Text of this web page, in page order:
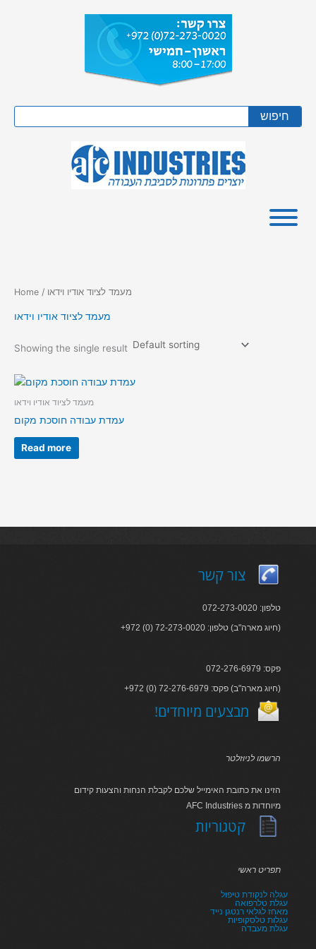
חיפוש
Home / מעמד לציוד אודיו וידאו
מעמד לציוד אודיו וידאו
Showing the single result
מעמד לציוד אודיו וידאו
עמדת עבודה חוסכת מקום
Read more
צור קשר
טלפון: 072-273-0020
+972 (0) 72-273-0020 :חיוג מארה"ב) טלפון)
פקס: 072-276-6979
+972 (0) 72-276-6979 :חיוג מארה"ב) פקס)
!מבצעים מיוחדים
הרשמו לניוזלטר
הזינו את כתובת האימייל שלכם לקבלת הנחות והצעות קידום
AFC Industries מיוחדות מ
קטגוריות
תפריט ראשי
עגלה לנקודת טיפול
עגלת טלרפואה
מאחז לגלאי רנטגן נייד
עגלות טלסקופיות
עגלת מעבדה